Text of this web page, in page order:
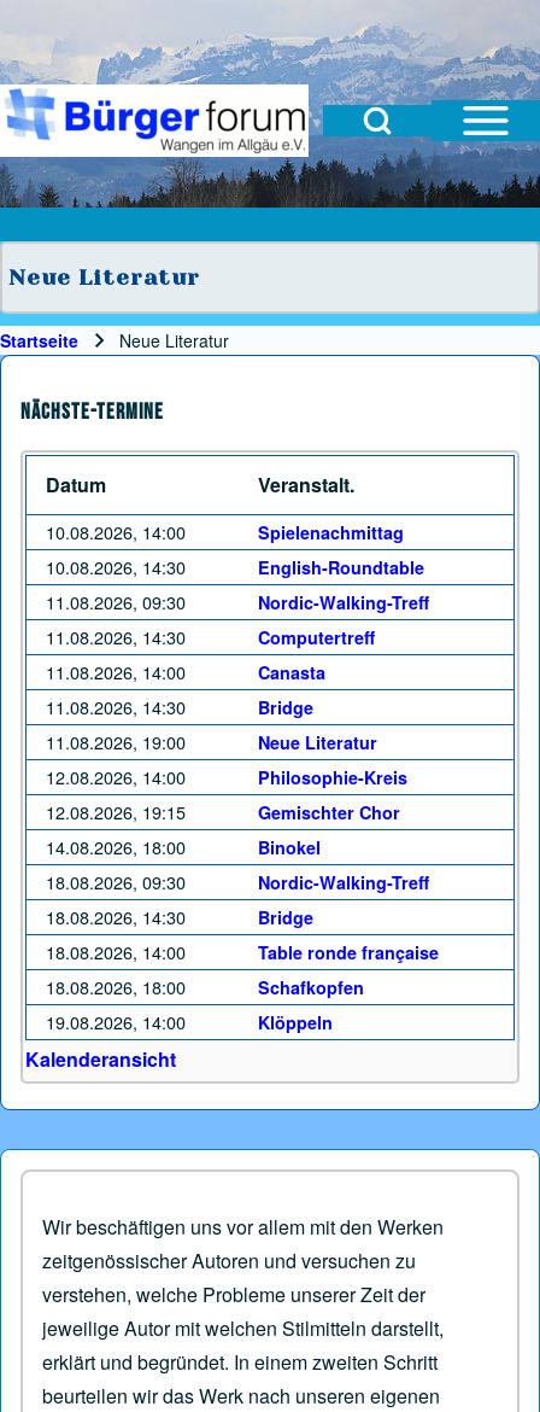
Suche Schließen
Suchformular
Suche
Open Sidebar
Open Search Block
Neue Literatur
Pfadnavigation
Startseite Neue Literatur
Wir beschäftigen uns vor allem mit den Werken
zeitgenössischer Autoren und versuchen zu
verstehen, welche Probleme unserer Zeit der
jeweilige Autor mit welchen Stilmitteln darstellt,
erklärt und begründet. In einem zweiten Schritt
beurteilen wir das Werk nach unseren eigenen
Nächste-Termine
Datum Veranstalt.
10.08.2026, 14:00 Spielenachmittag
10.08.2026, 14:30 English-Roundtable
11.08.2026, 09:30 Nordic-Walking-Treff
11.08.2026, 14:30 Computertreff
11.08.2026, 14:00 Canasta
11.08.2026, 14:30 Bridge
11.08.2026, 19:00 Neue Literatur
12.08.2026, 14:00 Philosophie-Kreis
12.08.2026, 19:15 Gemischter Chor
14.08.2026, 18:00 Binokel
18.08.2026, 09:30 Nordic-Walking-Treff
18.08.2026, 14:30 Bridge
18.08.2026, 14:00 Table ronde française
18.08.2026, 18:00 Schafkopfen
19.08.2026, 14:00 Klöppeln
Kalenderansicht